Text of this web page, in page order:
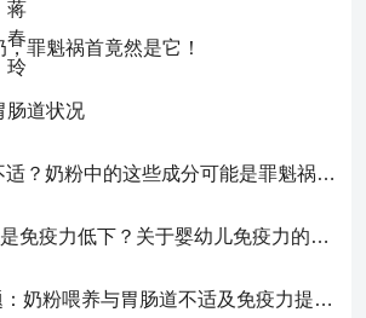
罪魁祸首竟然是它！
肠道状况
宝宝胃肠道不适？奶粉中的这些成分可能是罪魁祸首！
宝宝总生病就是免疫力低下？关于婴幼儿免疫力的真相，家长必须了解！
宝宝喂养难题：奶粉喂养与胃肠道不适及免疫力提升的奥秘